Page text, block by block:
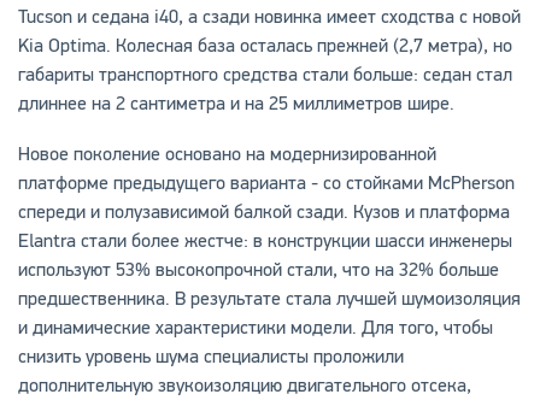
Tucson и седана i40, а сзади новинка имеет сходства с новой
Kia Optima. Колесная база осталась прежней (2,7 метра), но
габариты транспортного средства стали больше: седан стал
длиннее на 2 сантиметра и на 25 миллиметров шире.
Новое поколение основано на модернизированной
платформе предыдущего варианта - со стойками McPherson
спереди и полузависимой балкой сзади. Кузов и платформа
Elantra стали более жестче: в конструкции шасси инженеры
используют 53% высокопрочной стали, что на 32% больше
предшественника. В результате стала лучшей шумоизоляция
и динамические характеристики модели. Для того, чтобы
снизить уровень шума специалисты проложили
дополнительную звукоизоляцию двигательного отсека,